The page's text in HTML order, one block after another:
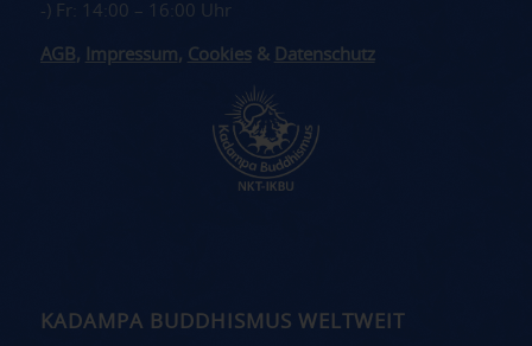
-) Fr: 14:00 – 16:00 Uhr
AGB , Impressum, Cookies& Datenschutz
KADAMPA BUDDHISMUS WELTWEIT